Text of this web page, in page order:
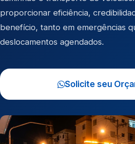
proporcionar eficiência,
benefício, tanto em emergências
deslocamentos agendados.
Solicite seu